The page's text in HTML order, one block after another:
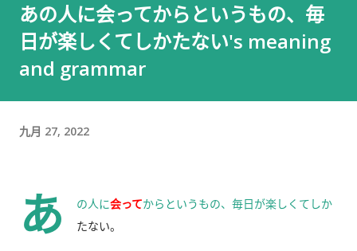
工作人员确认后，很快帮我打开了大门。 进入办公室 进入办公室
后，我向工作人员简单打了招呼： お世話になっております。 随
后便开始办理资料交接。 整个过程没有想象中的复杂，也没有长
时间的商务寒暄。 返还入札仕様書 原本我以为，把入札仕様書交
给工作人员，返还手续就结束了。 实际上并不是。 工作人员告诉
我： 入札仕様書最后一页有一张返却记录表，需要填写完成后，
完成返还手续后，工作人员把新的入札仕様書交给了我。 就在这
时，又提醒了我另一件事情。 其实， 資格証明書我之前已经提交
过一次。 因此，我误以为之后领取新的入札仕様書时，就不需要
あの人に会ってからというもの、毎
日が楽しくてしかたない's meaning
and grammar
九月 27, 2022
あ の人に会ってからというもの、毎日が楽しくてしか
たない。